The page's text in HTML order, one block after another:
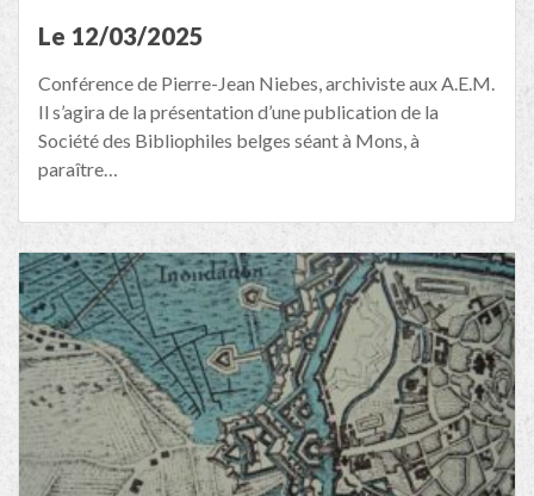
Le 12/03/2025
Conférence de Pierre-Jean Niebes, archiviste aux A.E.M.
Il s’agira de la présentation d’une publication de la
Société des Bibliophiles belges séant à Mons, à
paraître…